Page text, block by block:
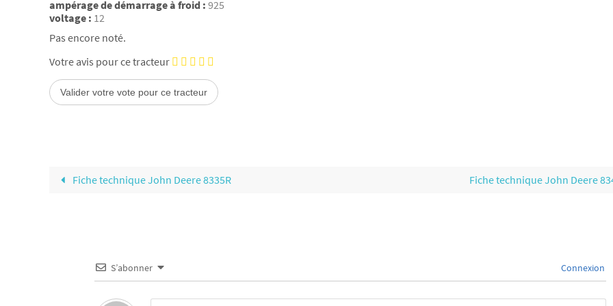
ampérage de démarrage à froid : 925
voltage : 12
Pas encore noté.
Votre avis pour ce tracteur
Fiche technique John Deere 8335R Fiche technique John Deere
S’abonner Connexion